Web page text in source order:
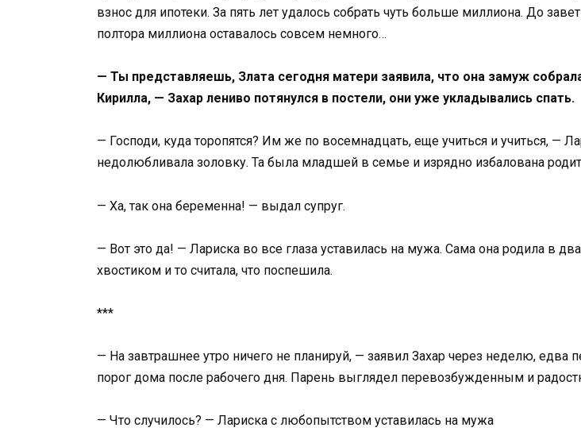
взнос для ипотеки. За пять лет удалось собрать чуть больше миллиона. До
полтора миллиона оставалось совсем немного…
— Ты представляешь, Злата сегодня матери заявила, что она замуж
Кирилла, — Захар лениво потянулся в постели, они уже укладывались спать.
— Господи, куда торопятся? Им же по восемнадцать, еще учиться и учиться, —
недолюбливала золовку. Та была младшей в семье и изрядно избалована
— Ха, так она беременна! — выдал супруг.
— Вот это да! — Лариска во все глаза уставилась на мужа. Сама она родила в
хвостиком и то считала, что поспешила.
***
— На завтрашнее утро ничего не планируй, — заявил Захар через неделю, едва
порог дома после рабочего дня. Парень выглядел перевозбужденным и
— Что случилось? — Лариска с любопытством уставилась на мужа